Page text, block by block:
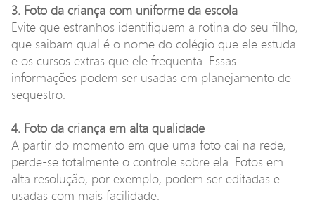
3. Foto da criança com uniforme da escola
Evite que estranhos identifiquem a rotina do seu filho,
que saibam qual é o nome do colégio que ele estuda
e os cursos extras que ele frequenta. Essas
informações podem ser usadas em planejamento de
sequestro.
4. Foto da criança em alta qualidade
A partir do momento em que uma foto cai na rede,
perde-se totalmente o controle sobre ela. Fotos em
alta resolução, por exemplo, podem ser editadas e
usadas com mais facilidade.